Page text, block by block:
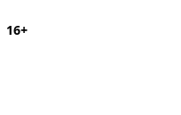
16+